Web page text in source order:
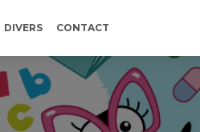
DIVERS CONTACT